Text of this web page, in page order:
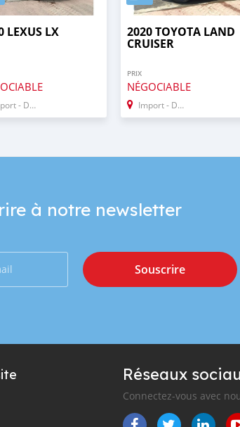
LEXUS LX
- Dubai
2020 TOYOTA LAND
CRUISER
PRIX
NÉGOCIABLE
Import - Dubai
à notre newsletter
Souscrire
Réseaux
Connectez-vous avec